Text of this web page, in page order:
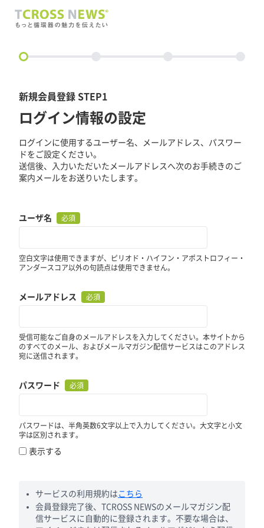
circle
新規会員登録 STEP1
ログイン情報の設定
ログインに使用するユーザー名、メールアドレス、パスワー
ドをご設定ください。
送信後、入力いただいたメールアドレスへ次のお手続きのご
案内メールをお送りいたします。
ユーザ名 必須
空白文字は使用できますが、ピリオド・ハイフン・アポストロフィー・
アンダースコア以外の句読点は使用できません。
メールアドレス 必須
受信可能なご自身のメールアドレスを入力してください。本サイトから
のすべてのメール、およびメールマガジン配信サービスはこのアドレス
宛に送信されます。
パスワード 必須
パスワードは、半角英数6文字以上で入力してください。大文字と小文
字は区別されます。
表示する
サービスの利用規約は こちら
会員登録完了後、TCROSS NEWSのメールマガジン配
信サービスに自動的に登録されます。不要な場合は、